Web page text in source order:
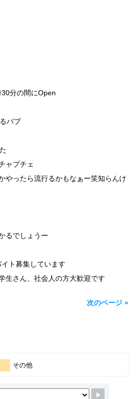
分の間にOpen
パブ
ャプチェ
やったら流行るかもなぁー笑知らんけ
るでしょうー
ト募集しています
生さん、社会人の方大歓迎です
次のページ »
その他